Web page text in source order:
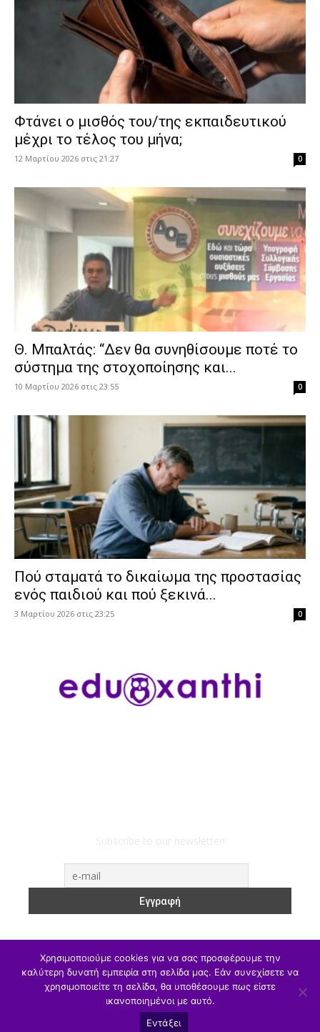
Φτάνει ο μισθός του/της εκπαιδευτικού
μέχρι το τέλος του μήνα;
12 Μαρτίου 2026 στις 21:27 0
Θ. Μπαλτάς: “Δεν θα συνηθίσουμε ποτέ το
σύστημα της στοχοποίησης και...
10 Μαρτίου 2026 στις 23:55 0
Πού σταματά το δικαίωμα της προστασίας
ενός παιδιού και πού ξεκινά...
3 Μαρτίου 2026 στις 23:25 0
ΥΠΑΙΘΑ Υπηρεσιακά Α/θμια Β/θμια
Γ/θμια
Θέσεις Εργασίας
Αθλητισμός
© eduXanthi2022
Χρησιμοποιούμε cookies για να σας προσφέρουμε την
καλύτερη δυνατή εμπειρία στη σελίδα μας. Εάν συνεχίσετε να
χρησιμοποιείτε τη σελίδα, θα υποθέσουμε πως είστε
ικανοποιημένοι με αυτό.
Εντάξει